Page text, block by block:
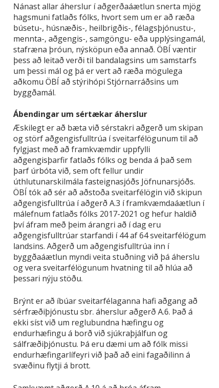
Nánast allar áherslur í aðgerðaáætlun snerta mjög
hagsmuni fatlaðs fólks, hvort sem um er að ræða
búsetu-, húsnæðis-, heilbrigðis-, félagsþjónustu-,
mennta-, aðgengis-, samgöngu- eða upplýsingamál,
stafræna þróun, nýsköpun eða annað. ÖBÍ væntir
þess að leitað verði til bandalagsins um samstarfs
um þessi mál og þá er vert að ræða mögulega
aðkomu ÖBÍ að stýrihópi Stjórnarráðsins um
byggðamál.
Ábendingar um sértækar áherslur
Æskilegt er að bæta við sérstakri aðgerð um skipan
og störf aðgengisfulltrúa í sveitarfélögunum til að
fylgjast með að framkvæmdir uppfylli
aðgengisþarfir fatlaðs fólks og benda á það sem
þarf úrbóta við, sem oft fellur undir
úthlutunarskilmála fasteignasjóðs Jöfnunarsjóðs.
ÖBÍ tók að sér að aðstoða sveitarfélögin við skipun
aðgengisfulltrúa í aðgerð A.3 í framkvæmdaáætlun í
málefnum fatlaðs fólks 2017-2021 og hefur haldið
því áfram með þeim árangri að í dag eru
aðgengisfulltrúar starfandi í 44 af 64 sveitarfélögum
landsins. Aðgerð um aðgengisfulltrúa inn í
byggðaáætlun myndi veita stuðning við þá áherslu
og vera sveitarfélögunum hvatning til að hlúa að
þessari nýju stöðu.
Brýnt er að íbúar sveitarfélaganna hafi aðgang að
sérfræðiþjónustu sbr. áherslur aðgerð A.6. Það á
ekki síst við um reglubundna hæfingu og
endurhæfingu á borð við sjúkraþjálfun og
sálfræðiþjónustu. Þá eru dæmi um að fólk missi
endurhæfingarlífeyri við það að eini fagaðilinn á
svæðinu flytji á brott.